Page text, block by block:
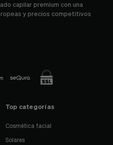
capilar premium con una
y precios competitivos
Top categorías
Cosmética facial
Solares